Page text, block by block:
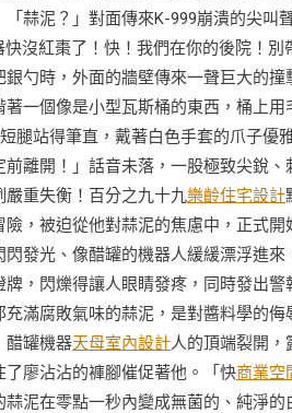
「蒜泥？」對面傳來K-999崩潰的尖
沒紅棗了！快！我們在你的後院！
銀勺時，外面的牆壁傳來一聲巨大的
著一個像是小型瓦斯桶的東西，桶上
腿站得筆直，戴著白色手套的爪子
前離開！」話音未落，一股極致尖銳
嚴重失衡！百分之九十九樂齡住宅設計
險，被迫從他對蒜泥的焦慮中，正式
閃發光、像醋罐的機器人緩緩漂浮進
牌，閃爍得讓人眼睛發疼，同時發出
充滿腐敗氣味的蒜泥，是對醬料學的
醋罐機器天母室內設計人的頂端裂開，
了廖沾沾的褲腳催促著他。「快商業空
蒜泥在零點一秒內變成無菌的、純淨